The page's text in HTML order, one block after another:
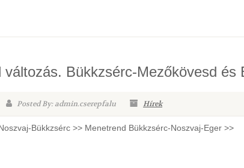
változás. Bükkzsérc-Mezőkövesd és
Posted By: admin.cserepfalu Hírek
Bükkzsérc >> Menetrend Bükkzsérc-Noszvaj-Eger >>